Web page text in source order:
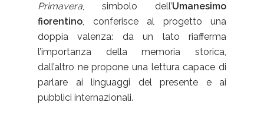
Primavera, simbolo dell’Umanesimo
fiorentino, conferisce al progetto una
doppia valenza: da un lato riafferma
l’importanza della memoria storica,
dall’altro ne propone una lettura capace di
parlare ai linguaggi del presente e ai
pubblici internazionali.